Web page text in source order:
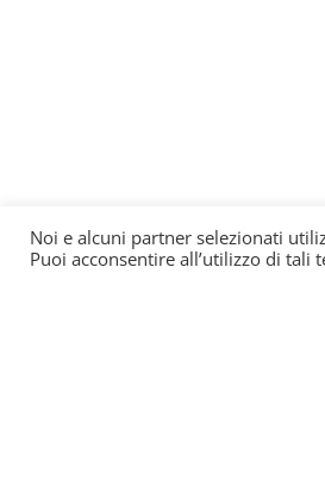
Noi e alcuni partner selezionati
Puoi acconsentire all’utilizzo di